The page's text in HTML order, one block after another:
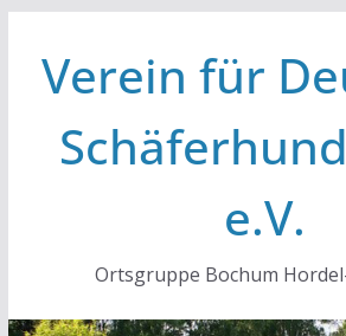
Inhalt
springen
Verein für
e.V.
Ortsgruppe Bochum